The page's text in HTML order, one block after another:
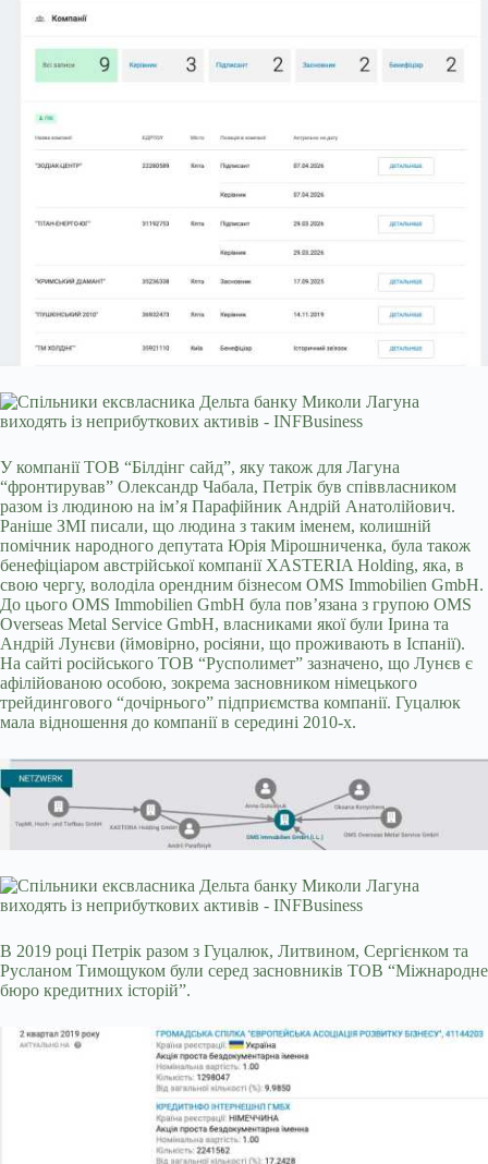
У компанії ТОВ “Білдінг сайд”, яку також для Лагуна
“фронтирував” Олександр Чабала, Петрік був співвласником
разом із людиною на імʼя Парафійник Андрій Анатолійович.
Раніше ЗМІ писали, що людина з таким іменем, колишній
помічник народного депутата Юрія Мірошниченка, була також
бенефіціаром австрійської компанії XASTERIA Holding, яка, в
свою чергу, володіла орендним бізнесом OMS Immobilien GmbH.
До цього OMS Immobilien GmbH була пов’язана з групою OMS
Overseas Metal Service GmbH, власниками якої були Ірина та
Андрій Лунєви (ймовірно, росіяни, що проживають в Іспанії).
На сайті російського ТОВ “Русполимет” зазначено, що Лунєв є
афілійованою особою, зокрема засновником німецького
трейдингового “дочірнього” підприємства компанії. Гуцалюк
мала відношення до компанії в середині 2010-х.
В 2019 році Петрік разом з Гуцалюк, Литвином, Сергієнком та
Русланом Тимощуком були серед засновників ТОВ “Міжнародне
бюро кредитних історій”.